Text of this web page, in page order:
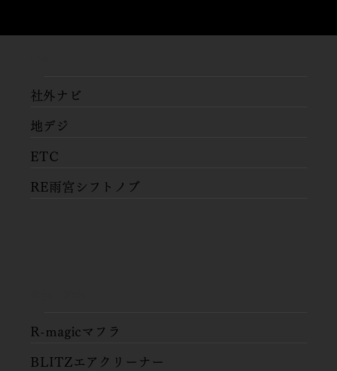
​社外ナビ
​地デジ
​ETC
​RE雨宮シフトノブ
​R-magicマフラ
​BLITZエアクリーナー